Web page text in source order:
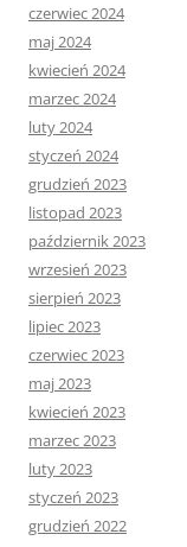
czerwiec 2024
maj 2024
kwiecień 2024
marzec 2024
luty 2024
styczeń 2024
grudzień 2023
listopad 2023
październik 2023
wrzesień 2023
sierpień 2023
lipiec 2023
czerwiec 2023
maj 2023
kwiecień 2023
marzec 2023
luty 2023
styczeń 2023
grudzień 2022